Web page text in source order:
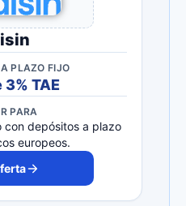
PLAZO FIJO
3% TAE
PARA
con depósitos a plazo
europeos.